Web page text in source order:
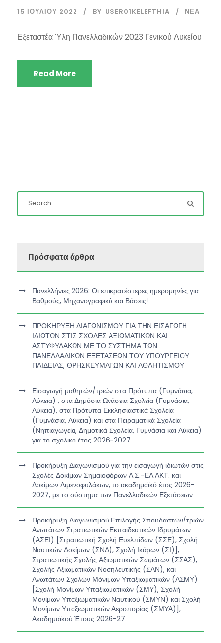
15 ΙΟΥΛΊΟΥ 2022 BY USER01KELEFTHIA ΝΈΑ
Εξεταστέα Ύλη Πανελλαδικών 2023 Γενικού Λυκείου
Read More
Πρόσφατα άρθρα
Πανελλήνιες 2026: Οι επικρατέστερες ημερομηνίες για
Βαθμούς, Μηχανογραφικό και Βάσεις!
ΠΡΟΚΗΡΥΞΗ ΔΙΑΓΩΝΙΣΜΟΥ ΓΙΑ ΤΗΝ ΕΙΣΑΓΩΓΗ
ΙΔΙΩΤΩΝ ΣΤΙΣ ΣΧΟΛΕΣ ΑΞΙΩΜΑΤΙΚΩΝ ΚΑΙ
ΑΣΤΥΦΥΛΑΚΩΝ ΜΕ ΤΟ ΣΥΣΤΗΜΑ ΤΩΝ
ΠΑΝΕΛΛΑΔΙΚΩΝ ΕΞΕΤΑΣΕΩΝ ΤΟΥ ΥΠΟΥΡΓΕΙΟΥ
ΠΑΙΔΕΙΑΣ, ΘΡΗΣΚΕΥΜΑΤΩΝ ΚΑΙ ΑΘΛΗΤΙΣΜΟΥ
Εισαγωγή μαθητών/τριών στα Πρότυπα (Γυμνάσια,
Λύκεια) , στα Δημόσια Ωνάσεια Σχολεία (Γυμνάσια,
Λύκεια), στα Πρότυπα Εκκλησιαστικά Σχολεία
(Γυμνάσια, Λύκεια) και στα Πειραματικά Σχολεία
(Νηπιαγωγεία, Δημοτικά Σχολεία, Γυμνάσια και Λύκεια)
για το σχολικό έτος 2026-2027
Προκήρυξη Διαγωνισμού για την εισαγωγή ιδιωτών στις
Σχολές Δοκίμων Σημαιοφόρων Λ.Σ.-ΕΛ.ΑΚΤ. και
Δοκίμων Λιμενοφυλάκων, το ακαδημαϊκό έτος 2026-
2027, με το σύστημα των Πανελλαδικών Εξετάσεων
Προκήρυξη Διαγωνισμού Επιλογής Σπουδαστών/τριών
Ανωτάτων Στρατιωτικών Εκπαιδευτικών Ιδρυμάτων
(ΑΣΕΙ) [Στρατιωτική Σχολή Ευελπίδων (ΣΣΕ), Σχολή
Ναυτικών Δοκίμων (ΣΝΔ), Σχολή Ικάρων (ΣΙ)],
Στρατιωτικής Σχολής Αξιωματικών Σωμάτων (ΣΣΑΣ),
Σχολής Αξιωματικών Νοσηλευτικής (ΣΑΝ), και
Ανωτάτων Σχολών Μόνιμων Υπαξιωματικών (ΑΣΜΥ)
[Σχολή Μονίμων Υπαξιωματικών (ΣΜΥ), Σχολή
Μονίμων Υπαξιωματικών Ναυτικού (ΣΜΥΝ) και Σχολή
Μονίμων Υπαξιωματικών Αεροπορίας (ΣΜΥΑ)],
Ακαδημαϊκού Έτους 2026-27